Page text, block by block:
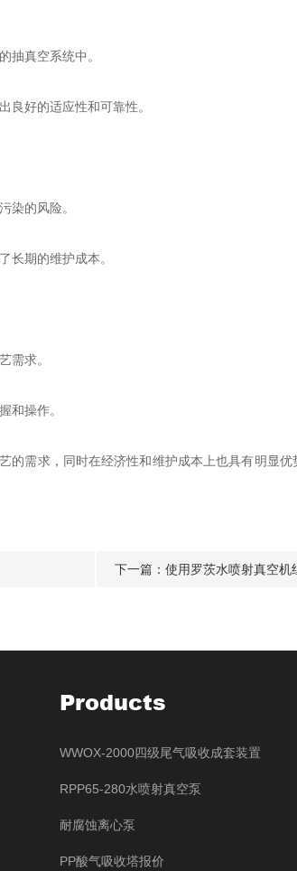
真空系统中。
好的适应性和可靠性。
的风险。
期的维护成本。
需求。
和操作。
需求，同时在经济性和维护成本上也具有明显
下一篇： 使用罗茨水喷射真空机
Products
WWOX-2000四级尾气吸收成套装置
RPP65-280水喷射真空泵
耐腐蚀离心泵
PP酸气吸收塔报价